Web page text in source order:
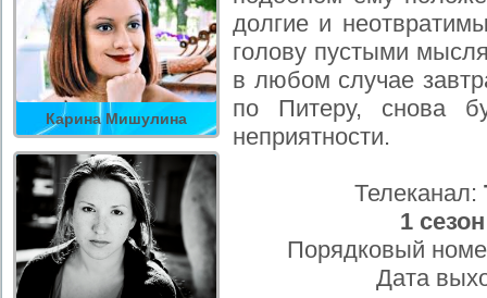
Карина Мишулина
долгие и
голову пустыми
в любом случае
по Питеру, снова
неприятности.
Телеканал:
1 сезон
Порядковый
Дата